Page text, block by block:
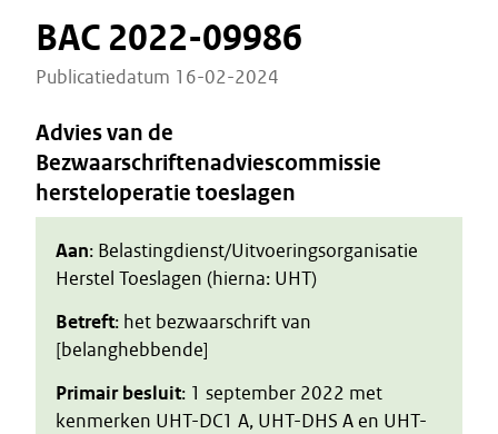
BAC 2022-09986
Publicatiedatum 16-02-2024
Advies van de
Bezwaarschriftenadviescommissie
hersteloperatie toeslagen
Aan: Belastingdienst/Uitvoeringsorganisatie
Herstel Toeslagen (hierna: UHT)
Betreft: het bezwaarschrift van
[belanghebbende]
Primair besluit: 1 september 2022 met
kenmerken UHT-DC1 A, UHT-DHS A en UHT-